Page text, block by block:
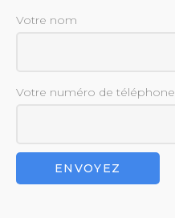
Votre nom
Votre numéro de téléphone